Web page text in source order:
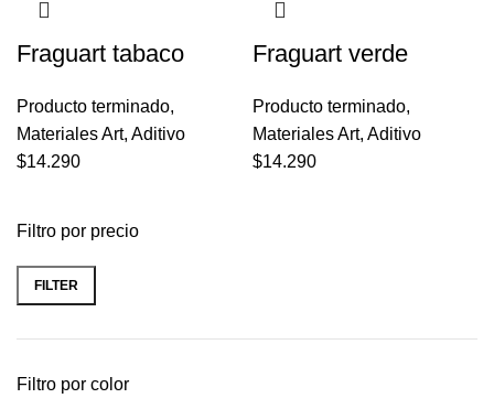
Filtro por precio
FILTER
Filtro por color
Fraguart tabaco
Producto terminado,
Materiales Art, Aditivo
$14.290
Fraguart verde
Producto terminado,
Materiales Art, Aditivo
$14.290